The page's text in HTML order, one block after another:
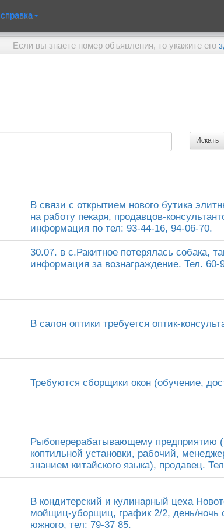
справка
Если вы знаете номер объявления, то укажите его
В связи с открытием нового бутика
на работу пекаря, продавцов-
информация по тел: 93-44-16, 94-06-70.
30.07. в с.Ракитное потерялась собака,
информация за вознаграждение. Тел. 60-
В салон оптики требуется оптик-
Требуются сборщики окон (обучение,
Рыбоперерабатывающему предприятию
коптильной установки, рабочий,
знанием китайского языка), продавец.
В кондитерский и кулинарный цеха
мойщиц-уборщиц, график 2/2, день/ночь
южного, тел: 79-37 85.